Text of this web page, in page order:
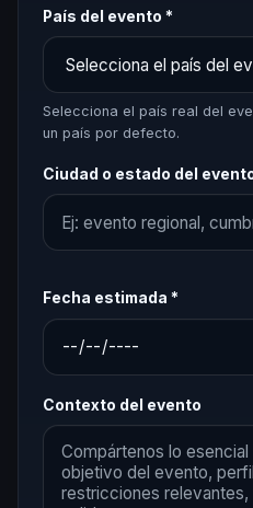
País del evento *
Selecciona el país real del
un país por defecto.
Ciudad o estado del
Fecha estimada *
Contexto del evento